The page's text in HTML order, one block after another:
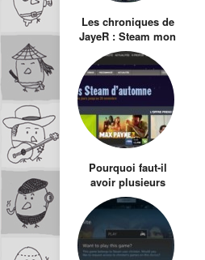
Les chroniques de
JayeR : Steam mon
meilleur ami…ou
ennemi ?
Pourquoi faut-il
avoir plusieurs
comptes Steam ?